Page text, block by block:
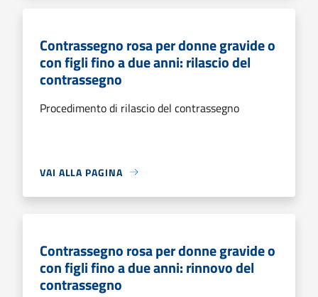
Contrassegno rosa per donne gravide o
con figli fino a due anni: rilascio del
contrassegno
Procedimento di rilascio del contrassegno
VAI ALLA PAGINA
Contrassegno rosa per donne gravide o
con figli fino a due anni: rinnovo del
contrassegno